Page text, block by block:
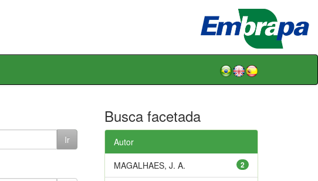
Busca facetada
Autor
2
MAGALHAES, J. A.